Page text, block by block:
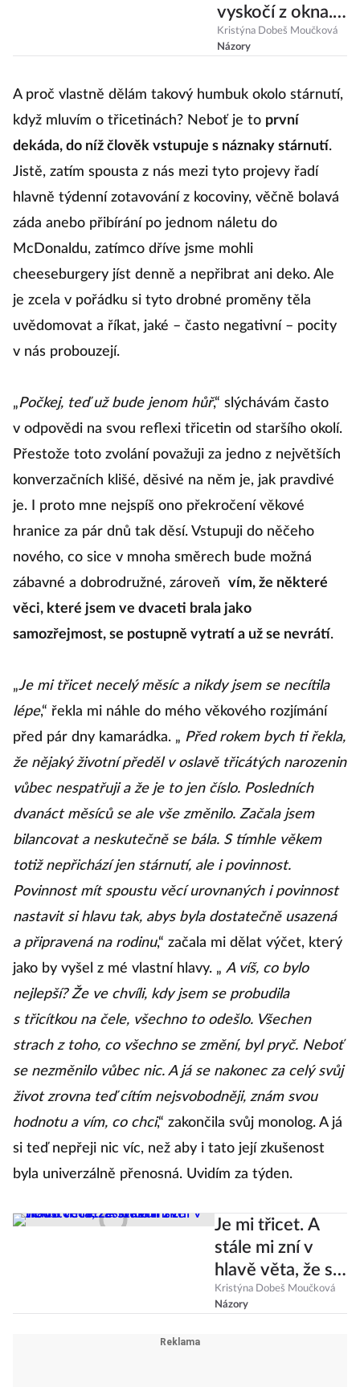
vyskočí z okna.
Bizarní strachy,
které mi
Kristýna Dobeš Moučková
Názory
A proč vlastně dělám takový humbuk okolo stárnutí,
když mluvím o třicetinách? Neboť je to první
dekáda, do níž člověk vstupuje s náznaky stárnutí.
Jistě, zatím spousta z nás mezi tyto projevy řadí
hlavně týdenní zotavování z kocoviny, věčně bolavá
záda anebo přibírání po jednom náletu do
McDonaldu, zatímco dříve jsme mohli
cheeseburgery jíst denně a nepřibrat ani deko. Ale
je zcela v pořádku si tyto drobné proměny těla
uvědomovat a říkat, jaké – často negativní – pocity
v nás probouzejí.
„Počkej, teď už bude jenom hůř,“ slýchávám často
v odpovědi na svou reflexi třicetin od staršího okolí.
Přestože toto zvolání považuji za jedno z největších
konverzačních klišé, děsivé na něm je, jak pravdivé
je. I proto mne nejspíš ono překročení věkové
hranice za pár dnů tak děsí. Vstupuji do něčeho
nového, co sice v mnoha směrech bude možná
zábavné a dobrodružné, zároveň
vím, že některé
věci, které jsem ve dvaceti brala jako
samozřejmost, se postupně vytratí a už se nevrátí.
„Je mi třicet necelý měsíc a nikdy jsem se necítila
lépe,“ řekla mi náhle do mého věkového rozjímání
před pár dny kamarádka. „ Před rokem bych ti řekla,
že nějaký životní předěl v oslavě třicátých narozenin
vůbec nespatřuji a že je to jen číslo. Posledních
dvanáct měsíců se ale vše změnilo. Začala jsem
bilancovat a neskutečně se bála. S tímhle věkem
totiž nepřichází jen stárnutí, ale i povinnost.
Povinnost mít spoustu věcí urovnaných i povinnost
nastavit si hlavu tak, abys byla dostatečně usazená
a připravená na rodinu,“ začala mi dělat výčet, který
jako by vyšel z mé vlastní hlavy. „ A víš, co bylo
nejlepší? Že ve chvíli, kdy jsem se probudila
s třicítkou na čele, všechno to odešlo. Všechen
strach z toho, co všechno se změní, byl pryč. Neboť
se nezměnilo vůbec nic. A já se nakonec za celý svůj
život zrovna teď cítím nejsvobodněji, znám svou
hodnotu a vím, co chci,“ zakončila svůj monolog. A já
si teď nepřeji nic víc, než aby i tato její zkušenost
byla univerzálně přenosná. Uvidím za týden.
Je mi třicet. A
stále mi zní v
hlavě věta, že si
kvůli své
tloušťce
Kristýna Dobeš Moučková
Názory